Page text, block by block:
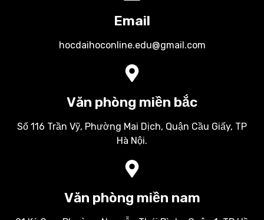
Email
hocdaihoconline.edu@gmail.com
Văn phòng miền bắc
Số 116 Trần Vỹ, Phường Mai Dịch, Quận Cầu Giấy, TP
Hà Nội.
Văn phòng miền nam